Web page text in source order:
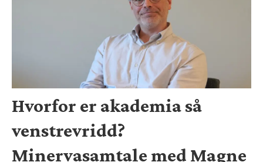
Hvorfor er akademia så
venstrevridd?
Minervasamtale med Magne